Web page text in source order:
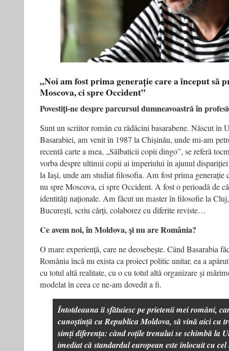
„Noi am fost prima generație care a început să
Moscova, ci spre Occident”
Povestiți-ne despre parcursul dumneavoastră în
Sunt un scriitor român cu rădăcini basarabene. Născut în
Basarabiei, am venit în 1987 la Chișinău, unde mi-am
recentă carte a mea, „Sălbaticii copii dingo”, se referă
vorba despre ultimii copii ai imperiului în ajunul
la Iași, unde am studiat filosofia. Am fost prima generație
nu spre Moscova, ci spre Occident. A fost o perioadă de
identități naționale. Am făcut un master în filosofie la
București, scriu cărți, colaborez cu diferite reviste…
Ce avem noi, în Moldova, și nu are România?
O mare experiență, care ne deosebește. Când Basarabia
România încă nu exista ca proiect politic unitar, ea a
cu totul altă realitate, cu o cu totul altă organizare și
modelat în ceea ce ne-am dovedit a fi.
Întotdeauna îi sfătuiesc pe prietenii mei români,
cunoștință cu Republica Moldova, să vină aici cu
simți diferența: când roțile trenului se schimbă la
imediat că standardul european este înlocuit cu